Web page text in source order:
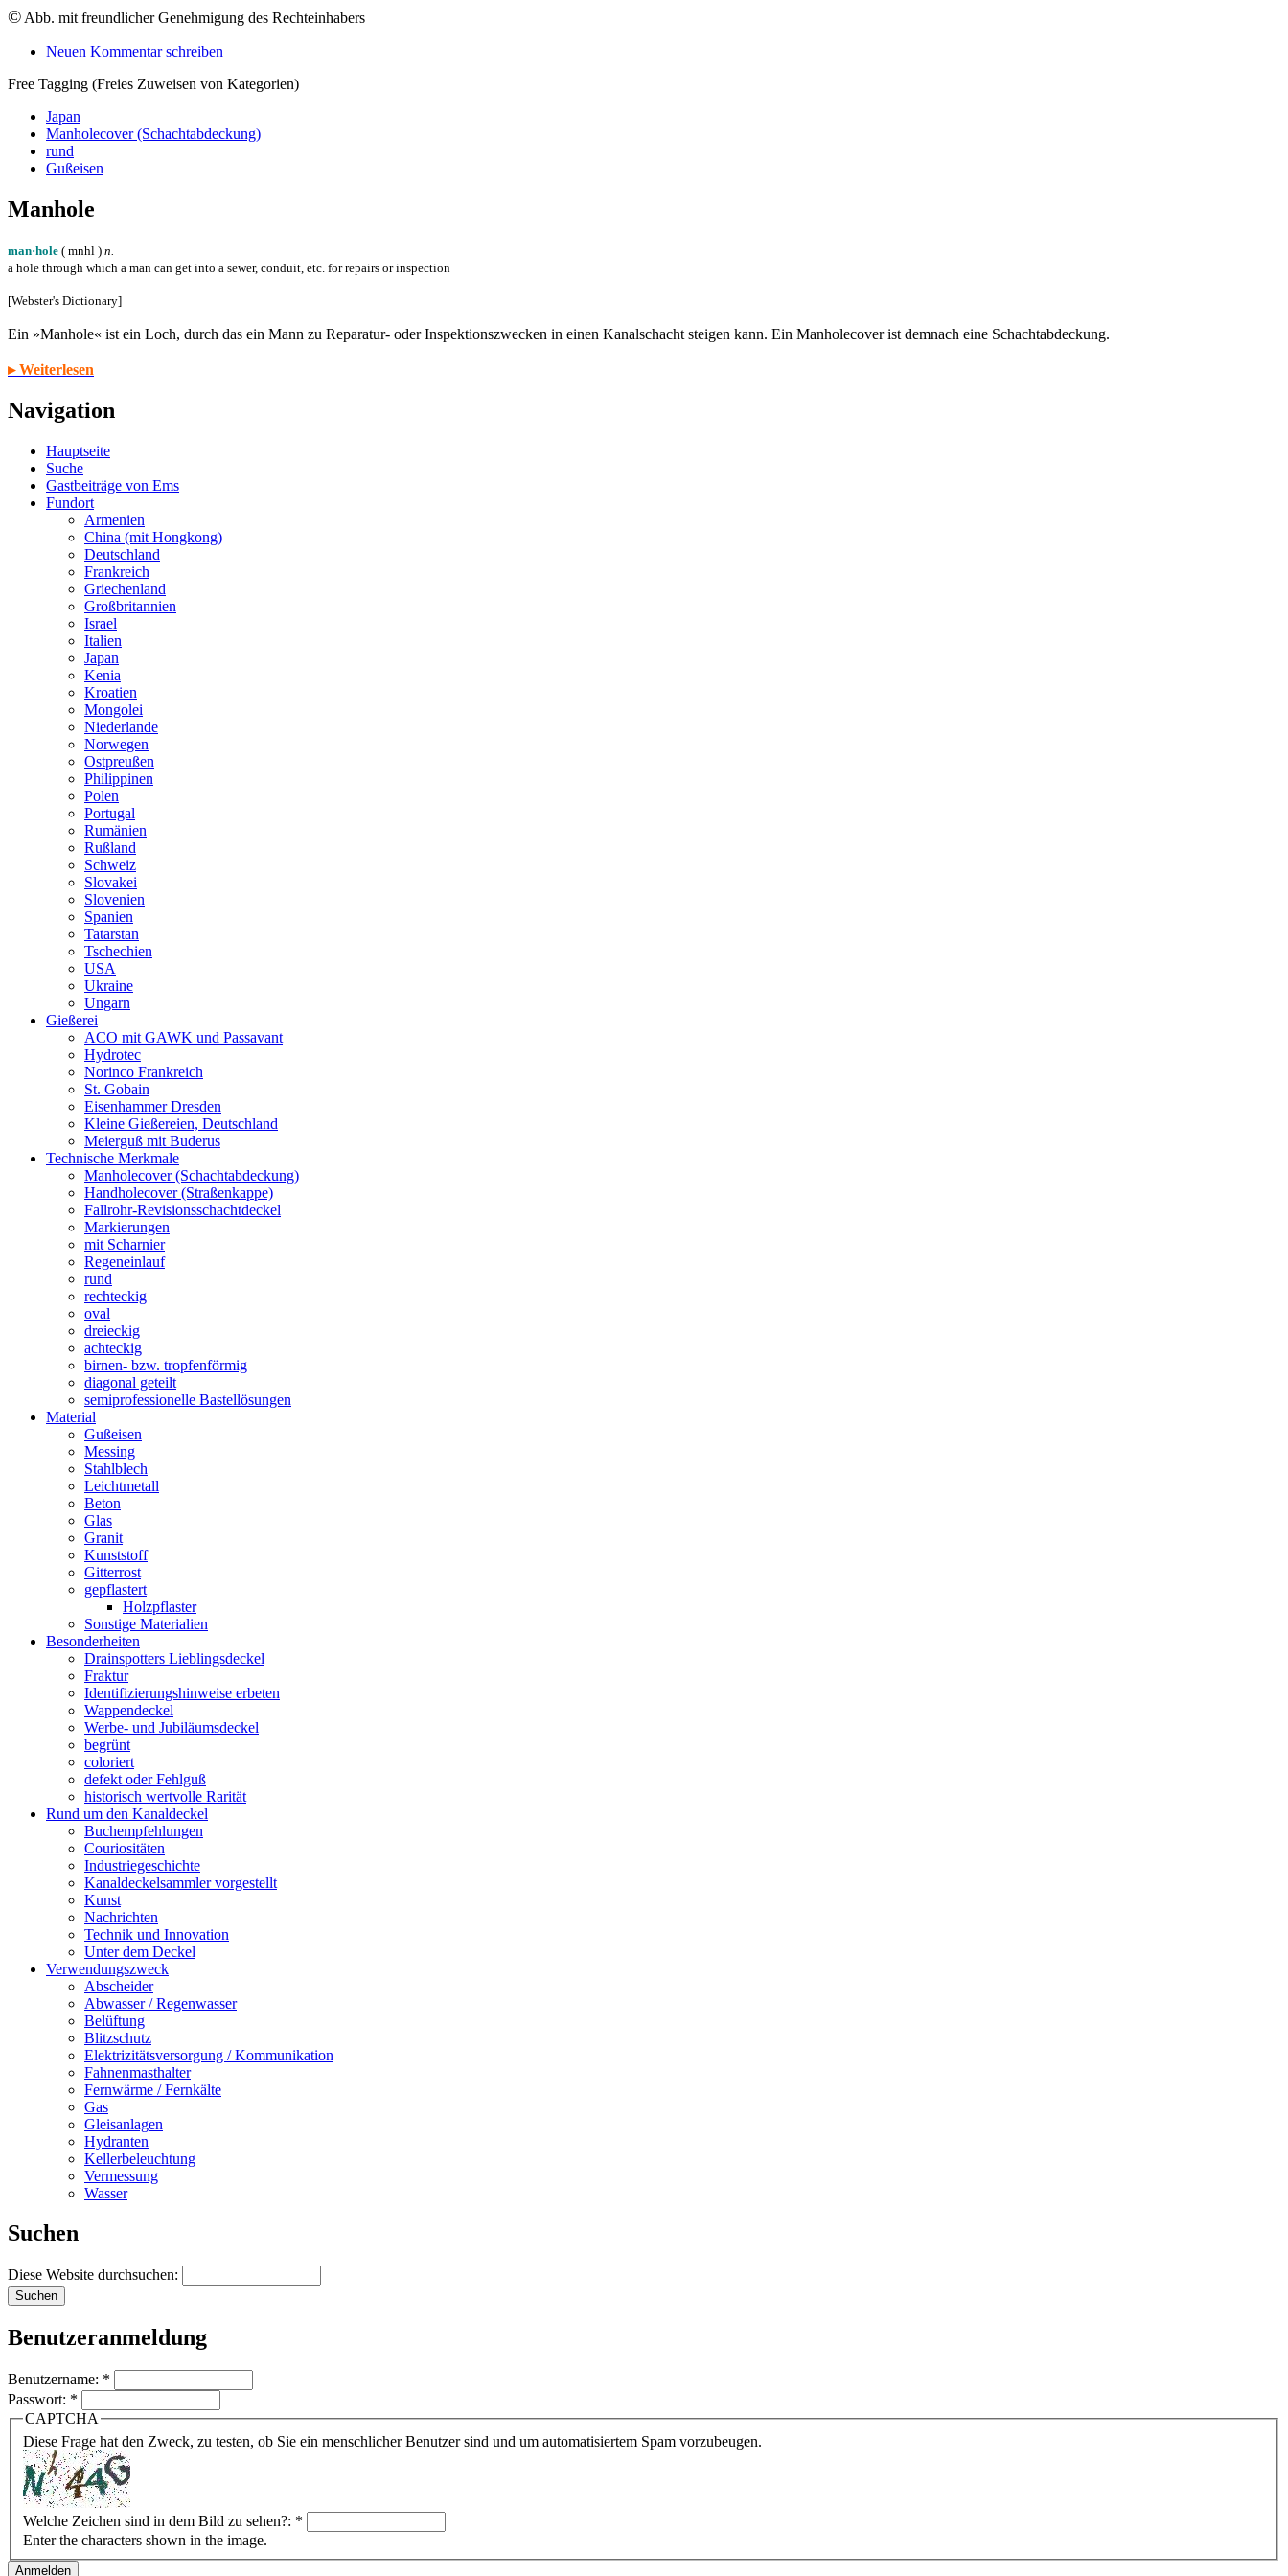
© Abb. mit freundlicher Genehmigung des Rechteinhabers
Neuen Kommentar schreiben
Free Tagging (Freies Zuweisen von Kategorien)
Japan
Manholecover (Schachtabdeckung)
rund
Gußeisen
Manhole
man·hole ( mnhl ) n.
a hole through which a man can get into a sewer, conduit, etc. for repairs or inspection
[Webster's Dictionary]
Ein »Manhole« ist ein Loch, durch das ein Mann zu Reparatur- oder Inspektionszwecken in einen Kanalschacht steigen kann. Ein Manholecover ist demnach eine Schachtabdeckung.
▸ Weiterlesen
Navigation
Hauptseite
Suche
Gastbeiträge von Ems
Fundort
Armenien
China (mit Hongkong)
Deutschland
Frankreich
Griechenland
Großbritannien
Israel
Italien
Japan
Kenia
Kroatien
Mongolei
Niederlande
Norwegen
Ostpreußen
Philippinen
Polen
Portugal
Rumänien
Rußland
Schweiz
Slovakei
Slovenien
Spanien
Tatarstan
Tschechien
USA
Ukraine
Ungarn
Gießerei
ACO mit GAWK und Passavant
Hydrotec
Norinco Frankreich
St. Gobain
Eisenhammer Dresden
Kleine Gießereien, Deutschland
Meierguß mit Buderus
Technische Merkmale
Manholecover (Schachtabdeckung)
Handholecover (Straßenkappe)
Fallrohr-Revisionsschachtdeckel
Markierungen
mit Scharnier
Regeneinlauf
rund
rechteckig
oval
dreieckig
achteckig
birnen- bzw. tropfenförmig
diagonal geteilt
semiprofessionelle Bastellösungen
Material
Gußeisen
Messing
Stahlblech
Leichtmetall
Beton
Glas
Granit
Kunststoff
Gitterrost
gepflastert
Holzpflaster
Sonstige Materialien
Besonderheiten
Drainspotters Lieblingsdeckel
Fraktur
Identifizierungshinweise erbeten
Wappendeckel
Werbe- und Jubiläumsdeckel
begrünt
coloriert
defekt oder Fehlguß
historisch wertvolle Rarität
Rund um den Kanaldeckel
Buchempfehlungen
Couriositäten
Industriegeschichte
Kanaldeckelsammler vorgestellt
Kunst
Nachrichten
Technik und Innovation
Unter dem Deckel
Verwendungszweck
Abscheider
Abwasser / Regenwasser
Belüftung
Blitzschutz
Elektrizitätsversorgung / Kommunikation
Fahnenmasthalter
Fernwärme / Fernkälte
Gas
Gleisanlagen
Hydranten
Kellerbeleuchtung
Vermessung
Wasser
Suchen
Diese Website durchsuchen:
Benutzeranmeldung
Benutzername: *
Passwort: *
CAPTCHA
Diese Frage hat den Zweck, zu testen, ob Sie ein menschlicher Benutzer sind und um automatisiertem Spam vorzubeugen.
Welche Zeichen sind in dem Bild zu sehen?: *
Enter the characters shown in the image.